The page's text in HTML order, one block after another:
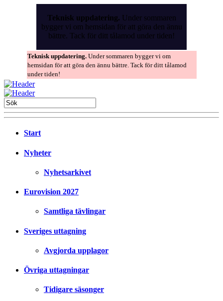
Teknisk uppdatering. Under sommaren
bygger vi om hemsidan för att göra den ännu
bättre. Tack för ditt tålamod under tiden!
Teknisk uppdatering. Under sommaren bygger vi om
hemsidan för att göra den ännu bättre. Tack för ditt tålamod
under tiden!
Start
Nyheter
Nyhetsarkivet
Eurovision 2027
Samtliga tävlingar
Sveriges uttagning
Avgjorda upplagor
Övriga uttagningar
Tidigare säsonger